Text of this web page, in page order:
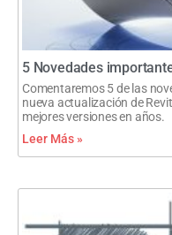
5 Novedades
Comentaremos 5 de las
nueva actualización de
mejores versiones en años.
Leer Más »